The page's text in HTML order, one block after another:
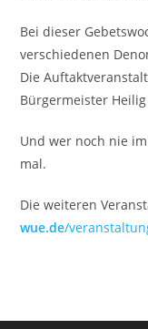
Bei dieser
verschiedenen
Die
Bürgermeister
Und wer noch nie
mal.
Die weiteren
wue.de/